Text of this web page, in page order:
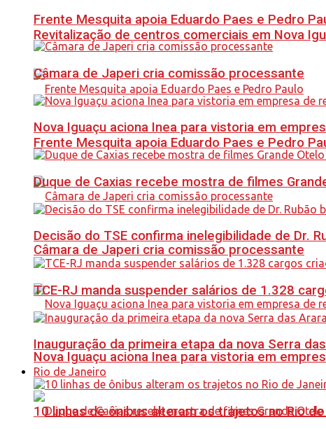
Revitalização de centros comerciais em Nova
Frente Mesquita apoia Eduardo Paes e Pedro
Câmara de Japeri cria comissão processante
Nova Iguaçu aciona Inea para vistoria em
Frente Mesquita apoia Eduardo Paes e Pedro
Câmara de Japeri cria comissão processante
Nova Iguaçu aciona Inea para vistoria em
Duque de Caxias recebe mostra de filmes
Decisão do TSE confirma inelegibilidade de Dr.
TCE-RJ manda suspender salários de 1.328
Inauguração da primeira etapa da nova Serra
Rio de Janeiro
10 linhas de ônibus alteram os trajetos no Rio